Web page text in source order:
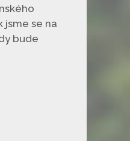
jsme se na
bude